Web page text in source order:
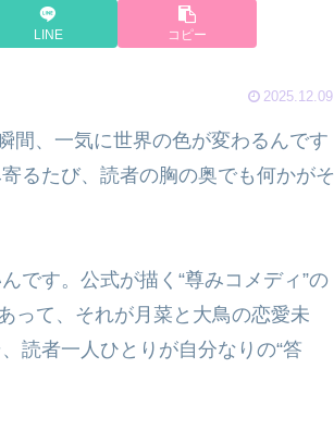
LINE コピー
2025.12.09
間、一気に世界の色が変わるんです
るたび、読者の胸の奥でも何かがそ
です。公式が描く“尊みコメディ”の
って、それが月菜と大鳥の恋愛未
読者一人ひとりが自分なりの“答